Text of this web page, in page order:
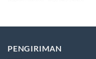
PENGIRIMAN